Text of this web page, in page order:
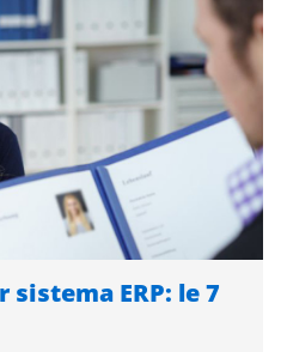
ERP: le 7